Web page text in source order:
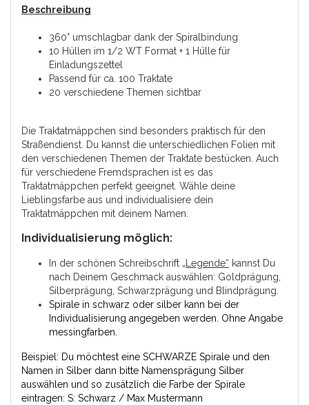
Beschreibung
360° umschlagbar dank der Spiralbindung
10 Hüllen im 1/2 WT Format + 1 Hülle für
Einladungszettel
Passend für ca. 100 Traktate
20 verschiedene Themen sichtbar
Die Traktatmäppchen sind besonders praktisch für den
Straßendienst. Du kannst die unterschiedlichen Folien mit
den verschiedenen Themen der Traktate bestücken. Auch
für verschiedene Fremdsprachen ist es das
Traktatmäppchen perfekt geeignet. Wähle deine
Lieblingsfarbe aus und individualisiere dein
Traktatmäppchen mit deinem Namen.
Individualisierung möglich:
In der schönen Schreibschrift „Legende“ kannst Du
nach Deinem Geschmack auswählen: Goldprägung,
Silberprägung, Schwarzprägung und Blindprägung.
Spirale in schwarz oder silber kann bei der
Individualisierung angegeben werden. Ohne Angabe
messingfarben.
Beispiel: Du möchtest eine SCHWARZE Spirale und den
Namen in Silber dann bitte Namensprägung Silber
auswählen und so zusätzlich die Farbe der Spirale
eintragen: S: Schwarz / Max Mustermann